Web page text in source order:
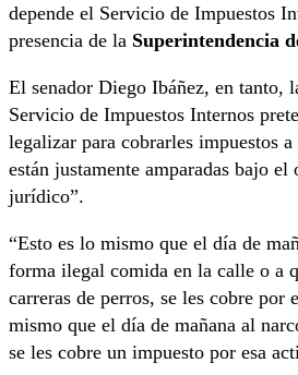
depende el Servicio de Impuestos
presencia de la Superintendencia
El senador Diego Ibáñez, en tanto,
Servicio de Impuestos Internos
legalizar para cobrarles impuestos
están justamente amparadas bajo el
jurídico”.
“Esto es lo mismo que el día de
forma ilegal comida en la calle o a
carreras de perros, se les cobre por
mismo que el día de mañana al
se les cobre un impuesto por esa